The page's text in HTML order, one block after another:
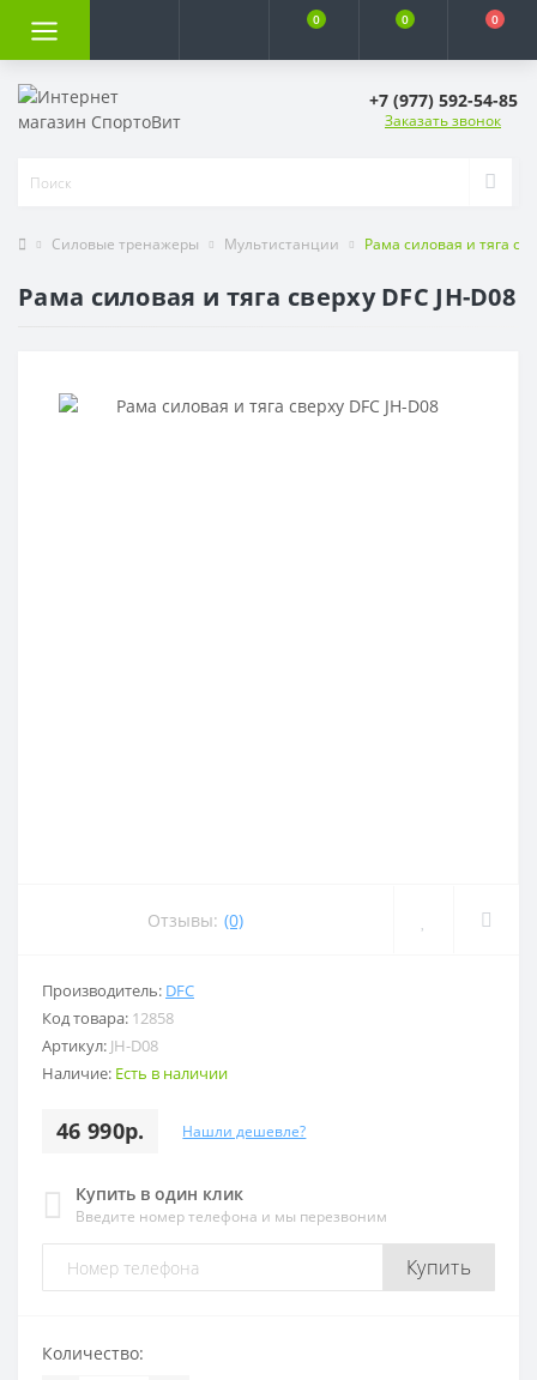
0 0 0
+7 (977) 592-54-85
Заказать звонок
Силовые тренажеры Мультистанции Рама силовая и тяга
Рама силовая и тяга сверху DFC JH-D08
Отзывы: (0)
Производитель: DFC
Код товара: 12858
Артикул: JH-D08
Наличие: Есть в наличии
46 990р. Нашли дешевле?
Купить в один клик
Введите номер телефона и мы перезвоним
Купить
Количество: